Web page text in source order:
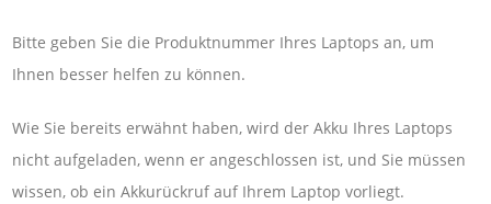
Bitte geben Sie die Produktnummer Ihres Laptops an, um
Ihnen besser helfen zu können.
Wie Sie bereits erwähnt haben, wird der Akku Ihres Laptops
nicht aufgeladen, wenn er angeschlossen ist, und Sie müssen
wissen, ob ein Akkurückruf auf Ihrem Laptop vorliegt.